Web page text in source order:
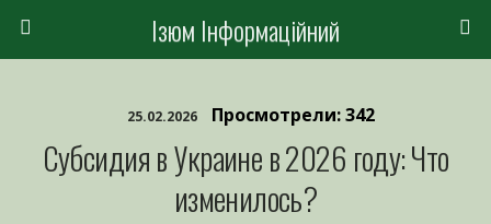
Ізюм Інформаційний
25.02.2026 Просмотрели: 342
Субсидия в Украине в 2026 году: Что
изменилось?